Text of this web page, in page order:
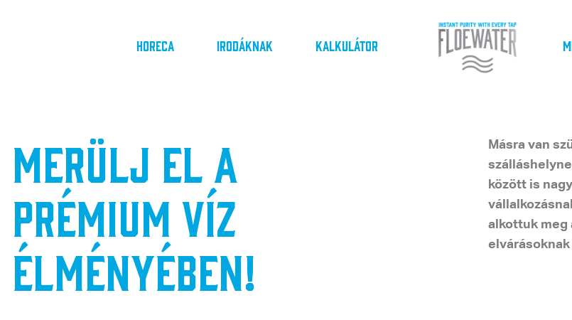
Horeca Irodáknak Kalkulátor
Merülj el a
prémium víz
élményében!
Másra van
között is
alkottuk meg